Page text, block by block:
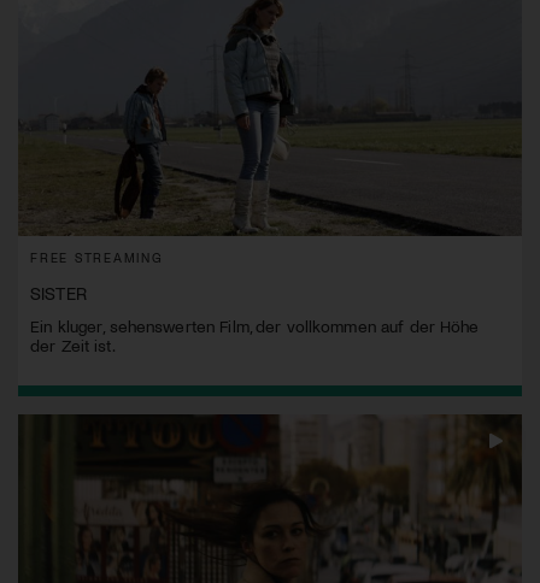
FREE STREAMING
SISTER
Ein kluger, sehenswerten Film, der vollkommen auf der Höhe
der Zeit ist.